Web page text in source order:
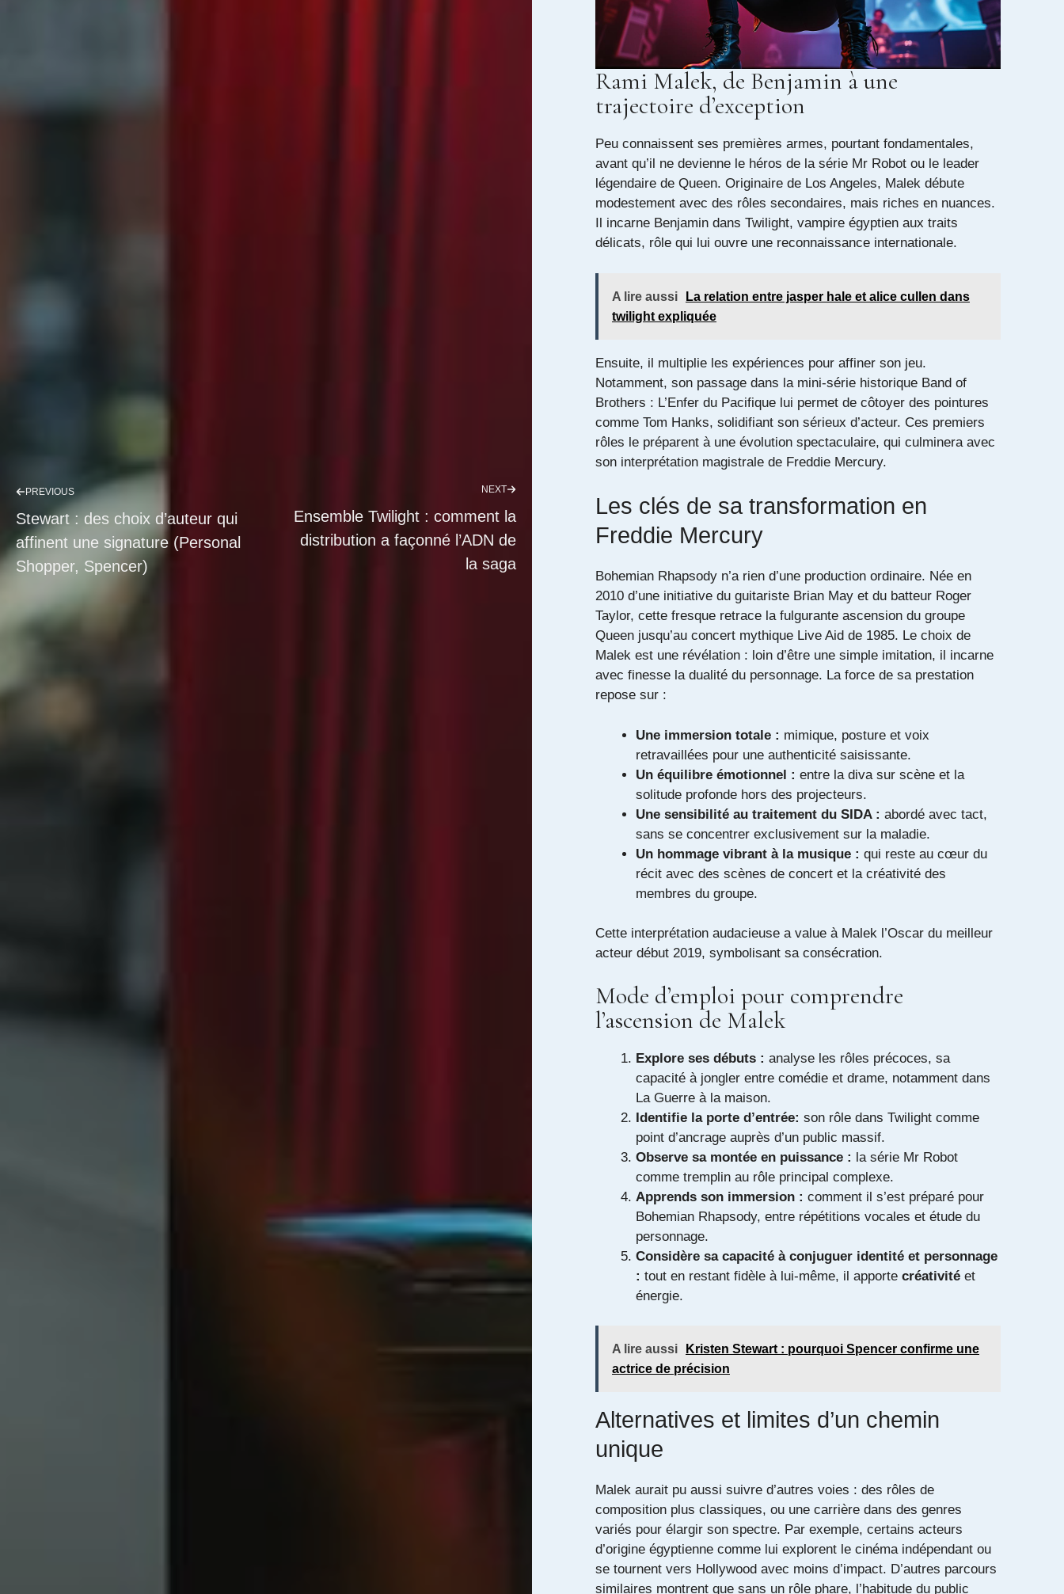
PREVIOUS
Stewart : des choix d’auteur qui
affinent une signature (Personal
Shopper, Spencer)
NEXT
Ensemble Twilight : comment la
distribution a façonné l’ADN de
la saga
Rami Malek, de Benjamin à une
trajectoire d’exception
Peu connaissent ses premières armes, pourtant fondamentales,
avant qu’il ne devienne le héros de la série Mr Robot ou le leader
légendaire de Queen. Originaire de Los Angeles, Malek débute
modestement avec des rôles secondaires, mais riches en nuances.
Il incarne Benjamin dans Twilight, vampire égyptien aux traits
délicats, rôle qui lui ouvre une reconnaissance internationale.
A lire aussi
La relation entre jasper hale et alice cullen dans
twilight expliquée
Ensuite, il multiplie les expériences pour affiner son jeu.
Notamment, son passage dans la mini-série historique Band of
Brothers : L’Enfer du Pacifique lui permet de côtoyer des pointures
comme Tom Hanks, solidifiant son sérieux d’acteur. Ces premiers
rôles le préparent à une évolution spectaculaire, qui culminera avec
son interprétation magistrale de Freddie Mercury.
Les clés de sa transformation en
Freddie Mercury
Bohemian Rhapsody n’a rien d’une production ordinaire. Née en
2010 d’une initiative du guitariste Brian May et du batteur Roger
Taylor, cette fresque retrace la fulgurante ascension du groupe
Queen jusqu’au concert mythique Live Aid de 1985. Le choix de
Malek est une révélation : loin d’être une simple imitation, il incarne
avec finesse la dualité du personnage. La force de sa prestation
repose sur :
Une immersion totale : mimique, posture et voix
retravaillées pour une authenticité saisissante.
Un équilibre émotionnel : entre la diva sur scène et la
solitude profonde hors des projecteurs.
Une sensibilité au traitement du SIDA : abordé avec tact,
sans se concentrer exclusivement sur la maladie.
Un hommage vibrant à la musique : qui reste au cœur du
récit avec des scènes de concert et la créativité des
membres du groupe.
Cette interprétation audacieuse a value à Malek l’Oscar du meilleur
acteur début 2019, symbolisant sa consécration.
Mode d’emploi pour comprendre
l’ascension de Malek
Explore ses débuts : analyse les rôles précoces, sa
capacité à jongler entre comédie et drame, notamment dans
La Guerre à la maison.
Identifie la porte d’entrée: son rôle dans Twilight comme
point d’ancrage auprès d’un public massif.
Observe sa montée en puissance : la série Mr Robot
comme tremplin au rôle principal complexe.
Apprends son immersion : comment il s’est préparé pour
Bohemian Rhapsody, entre répétitions vocales et étude du
personnage.
Considère sa capacité à conjuguer identité et personnage
: tout en restant fidèle à lui-même, il apporte créativité et
énergie.
A lire aussi
Kristen Stewart : pourquoi Spencer confirme une
actrice de précision
Alternatives et limites d’un chemin
unique
Malek aurait pu aussi suivre d’autres voies : des rôles de
composition plus classiques, ou une carrière dans des genres
variés pour élargir son spectre. Par exemple, certains acteurs
d’origine égyptienne comme lui explorent le cinéma indépendant ou
se tournent vers Hollywood avec moins d’impact. D’autres parcours
similaires montrent que sans un rôle phare, l’habitude du public